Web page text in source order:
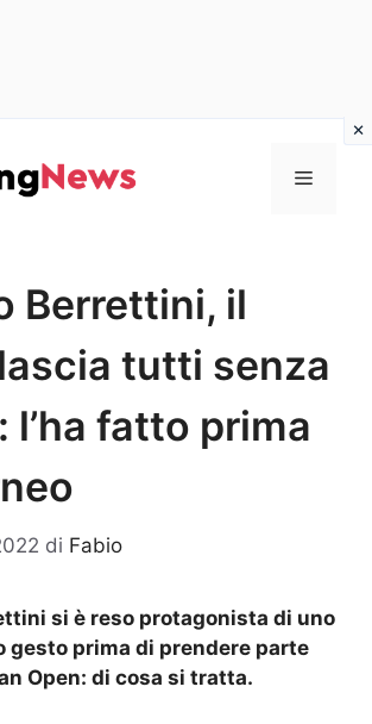
Menu
Berrettini, il
tutti senza
l’ha fatto prima
di Fabio
si è reso protagonista di uno
gesto prima di prendere parte
Open: di cosa si tratta.